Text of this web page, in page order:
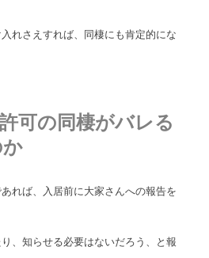
れさえすれば、同棲にも肯定的にな
可の同棲がバレる
れば、入居前に大家さんへの報告を
、知らせる必要はないだろう、と報